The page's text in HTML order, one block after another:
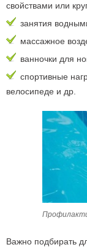
свойствами или
занятия
массажное
ванночки для
спортивные
велосипеде и др.
Важно подбирать